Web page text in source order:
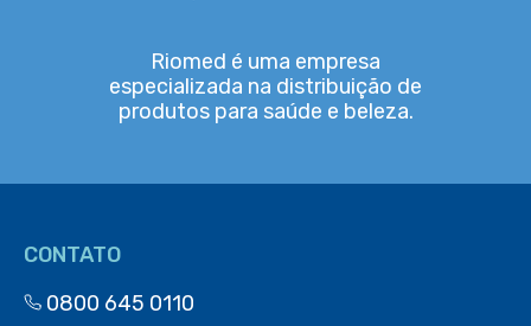
Riomed é uma empresa
especializada na distribuição de
produtos para saúde e beleza.
CONTATO
0800 645 0110